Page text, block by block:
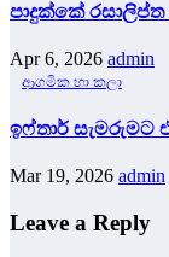
පාදුක්කේ
Apr 6, 2026 admin
ආගමික හා කලා
ඉෆ්තාර් සැමරුමට
Mar 19, 2026 admin
Leave a Reply